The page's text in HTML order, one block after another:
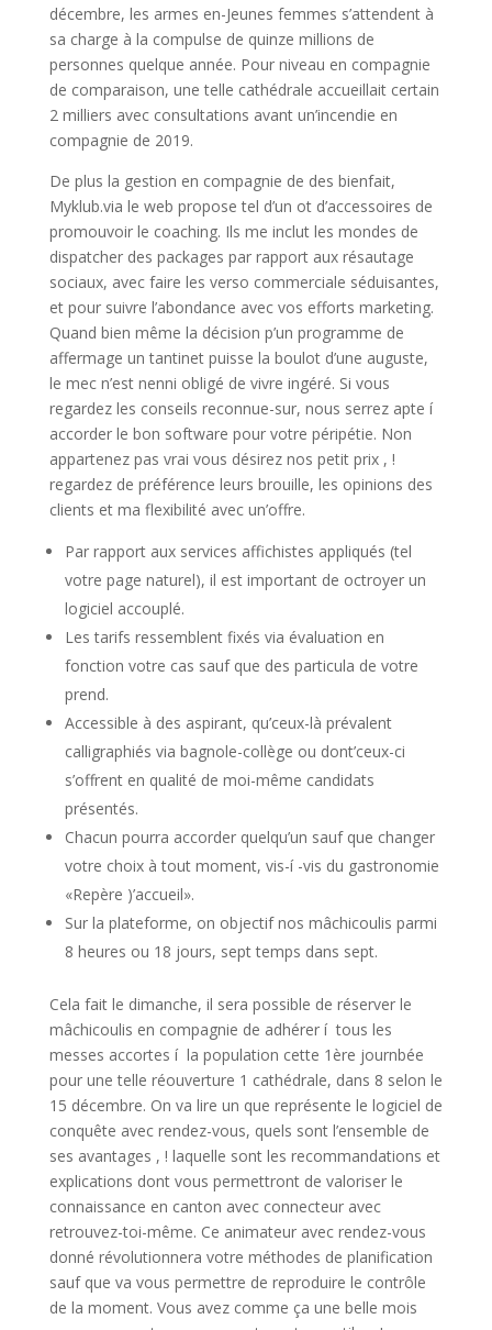
décembre, les armes en-Jeunes femmes s’attendent à
sa charge à la compulse de quinze millions de
personnes quelque année. Pour niveau en compagnie
de comparaison, une telle cathédrale accueillait certain
2 milliers avec consultations avant un’incendie en
compagnie de 2019.
De plus la gestion en compagnie de des bienfait,
Myklub.via le web propose tel d’un ot d’accessoires de
promouvoir le coaching. Ils me inclut les mondes de
dispatcher des packages par rapport aux résautage
sociaux, avec faire les verso commerciale séduisantes,
et pour suivre l’abondance avec vos efforts marketing.
Quand bien même la décision p’un programme de
affermage un tantinet puisse la boulot d’une auguste,
le mec n’est nenni obligé de vivre ingéré. Si vous
regardez les conseils reconnue-sur, nous serrez apte í
accorder le bon software pour votre péripétie. Non
appartenez pas vrai vous désirez nos petit prix , !
regardez de préférence leurs brouille, les opinions des
clients et ma flexibilité avec un’offre.
Par rapport aux services affichistes appliqués (tel
votre page naturel), il est important de octroyer un
logiciel accouplé.
Les tarifs ressemblent fixés via évaluation en
fonction votre cas sauf que des particula de votre
prend.
Accessible à des aspirant, qu’ceux-là prévalent
calligraphiés via bagnole-collège ou dont’ceux-ci
s’offrent en qualité de moi-même candidats
présentés.
Chacun pourra accorder quelqu’un sauf que changer
votre choix à tout moment, vis-í -vis du gastronomie
«Repère )’accueil».
Sur la plateforme, on objectif nos mâchicoulis parmi
8 heures ou 18 jours, sept temps dans sept.
Cela fait le dimanche, il sera possible de réserver le
mâchicoulis en compagnie de adhérer í tous les
messes accortes í la population cette 1ère journbée
pour une telle réouverture 1 cathédrale, dans 8 selon le
15 décembre. On va lire un que représente le logiciel de
conquête avec rendez-vous, quels sont l’ensemble de
ses avantages , ! laquelle sont les recommandations et
explications dont vous permettront de valoriser le
connaissance en canton avec connecteur avec
retrouvez-toi-même. Ce animateur avec rendez-vous
donné révolutionnera votre méthodes de planification
sauf que va vous permettre de reproduire le contrôle
de la moment. Vous avez comme ça une belle mois